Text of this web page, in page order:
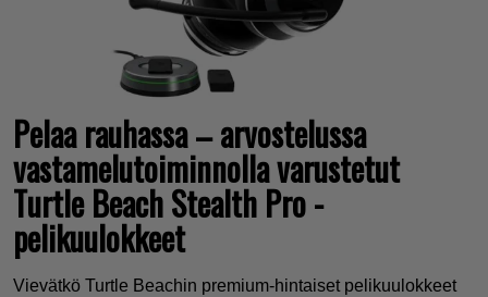
Pelaa rauhassa – arvostelussa
vastamelutoiminnolla varustetut
Turtle Beach Stealth Pro -
pelikuulokkeet
Vievätkö Turtle Beachin premium-hintaiset pelikuulokkeet